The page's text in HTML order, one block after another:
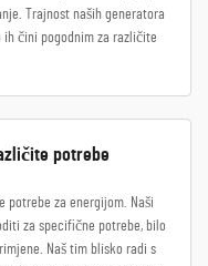
Trajnost naših generatora
čini pogodnim za različite
potrebe
potrebe za energijom. Naši
za specifične potrebe, bilo
Naš tim blisko radi s